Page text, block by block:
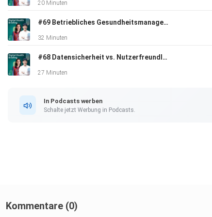
20 Minuten
#69 Betriebliches Gesundheitsmanagement
32 Minuten
#68 Datensicherheit vs. Nutzerfreundlichkeit?
27 Minuten
In Podcasts werben
Schalte jetzt Werbung in Podcasts.
Kommentare (0)